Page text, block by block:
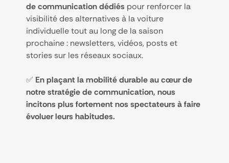
de communication dédiés pour renforcer la
visibilité des alternatives à la voiture
individuelle tout au long de la saison
prochaine : newsletters, vidéos, posts et
stories sur les réseaux sociaux.
✅ En plaçant la mobilité durable au cœur de
notre stratégie de communication, nous
incitons plus fortement nos spectateurs à faire
évoluer leurs habitudes.